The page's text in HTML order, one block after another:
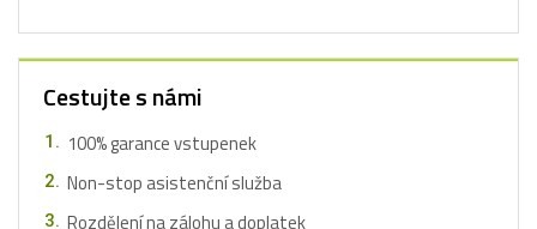
Cestujte s námi
100% garance vstupenek
Non-stop asistenční služba
Rozdělení na zálohu a doplatek